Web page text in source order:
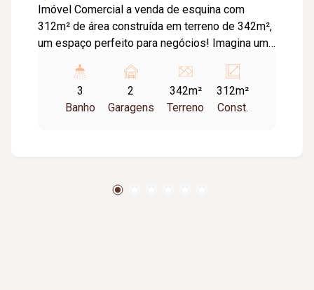
Imóvel Comercial a venda de esquina com
312m² de área construída em terreno de 342m²,
um espaço perfeito para negócios! Imagina um
despercebido, fachada envidraçada, estrutura
metálica moderna e um mezanino amplo que
eleva qualquer negócio a outro patamar. Uma
esquina, aumenta a visibilidade e o fluxo de
3
Banho
2
Garagens
342m²
Terreno
312m²
Const.